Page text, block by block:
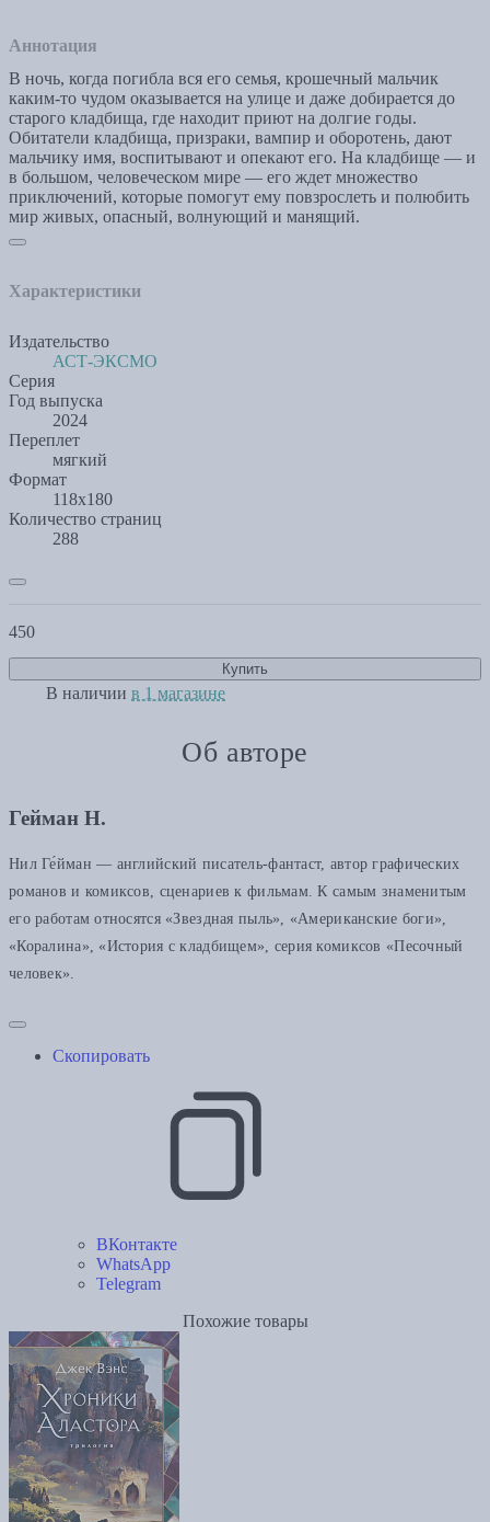
Аннотация
В ночь, когда погибла вся его семья, крошечный мальчик
каким-то чудом оказывается на улице и даже добирается до
старого кладбища, где находит приют на долгие годы.
Обитатели кладбища, призраки, вампир и оборотень, дают
мальчику имя, воспитывают и опекают его. На кладбище — и
в большом, человеческом мире — его ждет множество
приключений, которые помогут ему повзрослеть и полюбить
мир живых, опасный, волнующий и манящий.
Характеристики
Издательство
АСТ-ЭКСМО
Серия
Год выпуска
2024
Переплет
мягкий
Формат
118х180
Количество страниц
288
450
Купить
В наличии в 1 магазине
Об авторе
Гейман Н.
Нил Ге́йман — английский писатель-фантаст, автор графических
романов и комиксов, сценариев к фильмам. К самым знаменитым
его работам относятся «Звездная пыль», «Американские боги»,
«Коралина», «История с кладбищем», серия комиксов «Песочный
человек».
Скопировать
ВКонтакте
WhatsApp
Telegram
Похожие товары